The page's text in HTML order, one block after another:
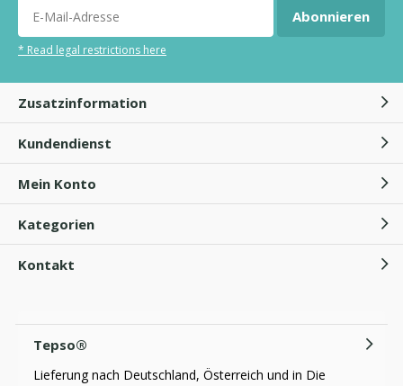
Abonnieren
* Read legal restrictions here
Zusatzinformation
Kundendienst
Mein Konto
Kategorien
Kontakt
Tepso®
Lieferung nach Deutschland, Österreich und in Die